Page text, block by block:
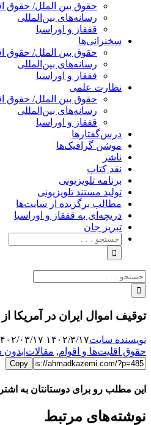
حقوق بین الملل/ حقوق
رسانه‌های بین‌المللی
قفقاز و اوراسیا
سخنرانی‌ها
حقوق بین الملل/ حقوق
رسانه‌های بین‌المللی
قفقاز و اوراسیا
نظارت علمی
حقوق بین الملل/ حقوق
رسانه‌های بین‌المللی
قفقاز و اوراسیا
درس‌گفتارها
موشن گرافیک‌ها
ناشر
نقد کتاب
برنامه‌ تلویزیونی
تولید مستند تلویزیونی
مطالب برگزیده از سایت‌ها
دریچه‌ای به قفقاز و اوراسیا
تبریزِ جان
جستجو
برای:
جستجو
برای:
توقیف اموال ایران در آمریکا
نویسنده سایت۱۴۰۲/۳/۱۷ ۱۶:۳۳:۵۰ ۱۴۰۲/۰۳/
حقوق اقلیت‌ها و اقوام, مقالات|بدون
Copy
این مطلب رو برای دوستانتان به
FacebookX
LinkedIn
WhatsApp
Telegram
ایمیل
نوشته‌‌های مرتبط